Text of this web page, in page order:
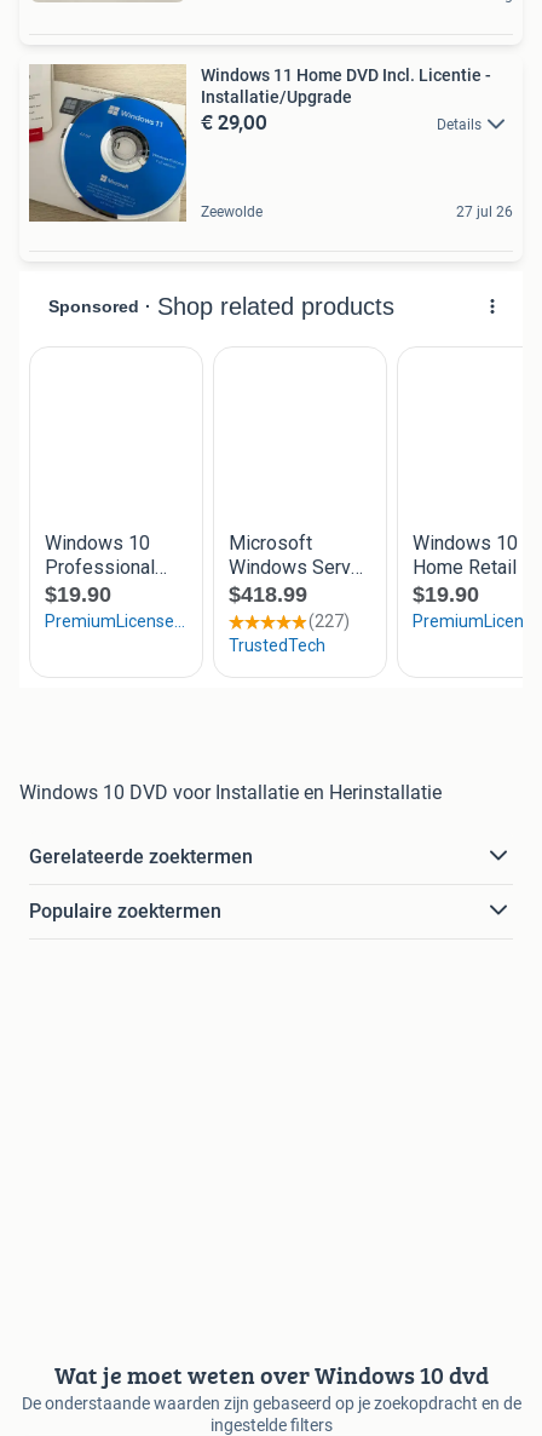
Windows 11 Home DVD Incl. Licentie -
Installatie/Upgrade
€ 29,00 Details
Zeewolde 27 jul 26
Windows 10 DVD voor Installatie en Herinstallatie
Gerelateerde zoektermen
Populaire zoektermen
Wat je moet weten over Windows 10 dvd
De onderstaande waarden zijn gebaseerd op je zoekopdracht en de
ingestelde filters